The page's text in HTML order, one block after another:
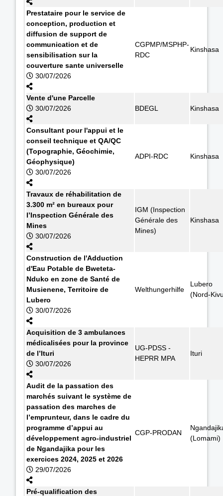
Prestataire pour le service de
conception, production et
diffusion de support de
communication et de
sensibilisation sur la
couverture sante universelle
30/07/2026
CGPMP/MSPHP-
RDC
Kinshasa
Vente d'une Parcelle
30/07/2026
BDEGL Kinshasa
Consultant pour l'appui et le
conseil technique et QA/QC
(Topographie, Géochimie,
Géophysique)
30/07/2026
ADPI-RDC Kinshasa
Travaux de réhabilitation de
3.300 m² en bureaux pour
l’Inspection Générale des
Mines
30/07/2026
IGM (Inspection
Générale des
Mines)
Kinshasa
Construction de l'Adduction
d'Eau Potable de Bweteta-
Nduko en zone de Santé de
Musienene, Territoire de
Lubero
30/07/2026
Welthungerhilfe
Lubero
(Nord-
Acquisition de 3 ambulances
médicalisées pour la province
de l’Ituri
30/07/2026
UG-PDSS -
HEPRR MPA
Ituri
Audit de la passation des
marchés suivant le système de
passation des marches de
l’emprunteur, dans le cadre du
programme d’appui au
développement agro-industriel
de Ngandajika pour les
exercices 2024, 2025 et 2026
29/07/2026
CGP-PRODAN
(Lomami)
Pré-qualification des